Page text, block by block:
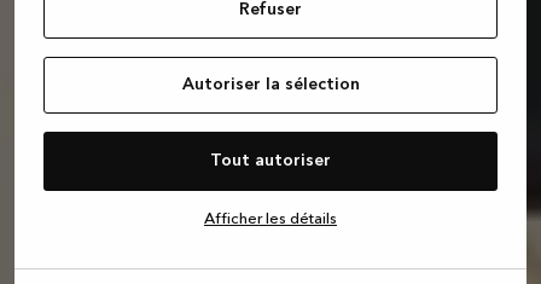
Refuser
Autoriser la sélection
Tout autoriser
Afficher les détails